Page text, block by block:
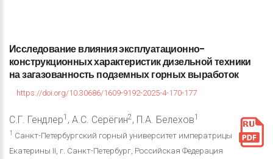
Исследованиевлиянияэксплуатационно-
конструкционныххарактеристикдизельнойтехники
назагазованностьподземныхгорныхвыработок
https://doi.org/10.30686/1609-9192-2025-4-170-177
С.Г. Гендлер1 , А.С. Серёгин2, П.А. Белехов1
1
Санкт-Петербургский горный университет императрицы
Екатерины II, г. Санкт-Петербург, Российская Федерация